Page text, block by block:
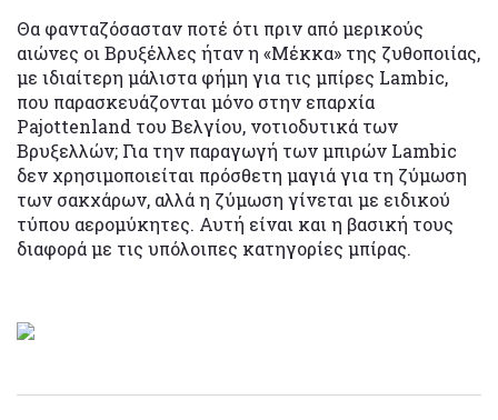
Θα φανταζόσασταν ποτέ ότι πριν από μερικούς
αιώνες οι Βρυξέλλες ήταν η «Μέκκα» της ζυθοποιίας,
με ιδιαίτερη μάλιστα φήμη για τις μπίρες Lambic,
που παρασκευάζονται μόνο στην επαρχία
Pajottenland του Βελγίου, νοτιοδυτικά των
Βρυξελλών; Για την παραγωγή των μπιρών Lambic
δεν χρησιμοποιείται πρόσθετη μαγιά για τη ζύμωση
των σακχάρων, αλλά η ζύμωση γίνεται με ειδικού
τύπου αερομύκητες. Αυτή είναι και η βασική τους
διαφορά με τις υπόλοιπες κατηγορίες μπίρας.